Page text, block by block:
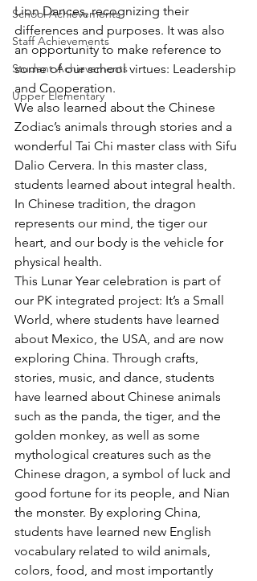
School Achievements
Staff Achievements
Student Achievements
Upper Elementary
Lion Dances, recognizing their
differences and purposes. It was also
an opportunity to make reference to
some of our school virtues: Leadership
and Cooperation.
We also learned about the Chinese
Zodiac’s animals through stories and a
wonderful Tai Chi master class with Sifu
Dalio Cervera. In this master class,
students learned about integral health.
In Chinese tradition, the dragon
represents our mind, the tiger our
heart, and our body is the vehicle for
physical health.
This Lunar Year celebration is part of
our PK integrated project: It’s a Small
World, where students have learned
about Mexico, the USA, and are now
exploring China. Through crafts,
stories, music, and dance, students
have learned about Chinese animals
such as the panda, the tiger, and the
golden monkey, as well as some
mythological creatures such as the
Chinese dragon, a symbol of luck and
good fortune for its people, and Nian
the monster. By exploring China,
students have learned new English
vocabulary related to wild animals,
colors, food, and most importantly